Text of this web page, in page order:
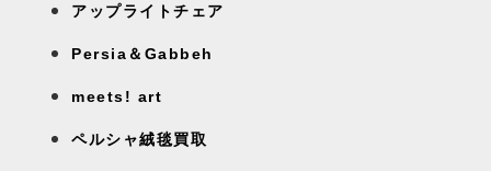
アップライトチェア
Persia＆Gabbeh
meets! art
ペルシャ絨毯買取